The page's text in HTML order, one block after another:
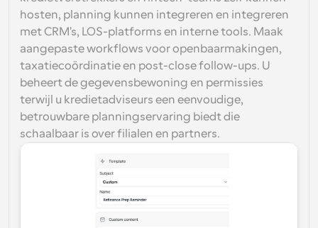
hosten, planning kunnen integreren en integreren
met CRM's, LOS-platforms en interne tools. Maak
aangepaste workflows voor openbaarmakingen,
taxatiecoördinatie en post-close follow-ups. U
beheert de gegevensbewoning en permissies
terwijl u kredietadviseurs een eenvoudige,
betrouwbare planningservaring biedt die
schaalbaar is over filialen en partners.